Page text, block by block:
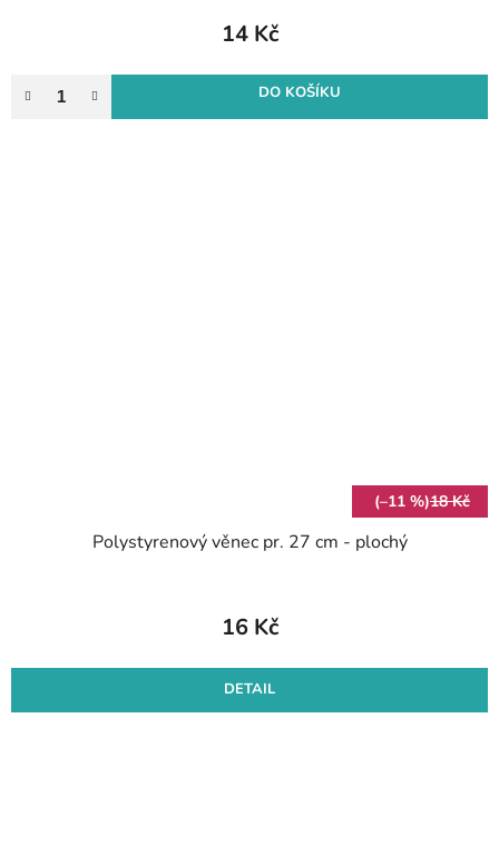
14 Kč
DO KOŠÍKU
(–11 %)18 Kč
Polystyrenový věnec pr. 27 cm - plochý
16 Kč
DETAIL